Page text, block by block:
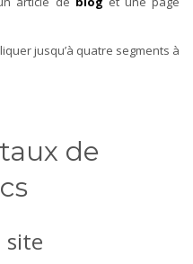
jusqu’à quatre segments à
de
site